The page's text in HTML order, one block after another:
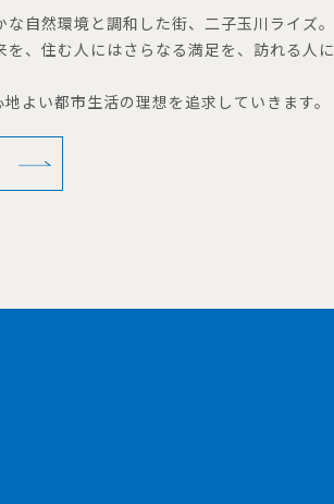
な自然環境と調和した街、二子玉川ライズ。
を、住む人にはさらなる満足を、訪れる人に
よい都市生活の理想を追求していきます。